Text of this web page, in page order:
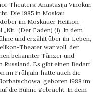
Theaters, Anastasija Vinokur,
Die 1985 in Moskau
im Moskauer Helikon-
(Der Faden) (1). In dem
und erzählt über ihr Leben,
Theater war voll, der
bekannter Tänzer und
Russland. Es gibt einen Bedarf
im Frühjahr hatte auch die
geboren 1988 im
die Bühne gebracht. In dem